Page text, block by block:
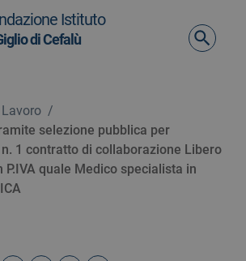
di navigazione
la navigazione
Istituto
di Cefalù
/
selezione pubblica per
n. 1 contratto di collaborazione Libero
P.IVA quale Medico specialista in